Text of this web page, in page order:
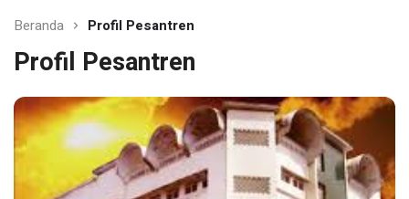
Beranda Profil Pesantren
Profil Pesantren